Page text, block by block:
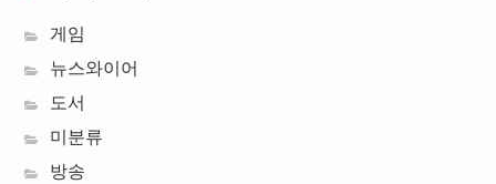
게임
뉴스와이어
도서
미분류
방송